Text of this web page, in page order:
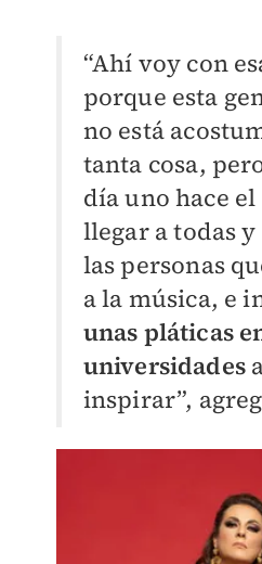
“Ahí voy con
porque esta
no está
tanta cosa,
día uno hace
llegar a todas
las personas
a la música, e
unas pláticas
universidades
inspirar”,